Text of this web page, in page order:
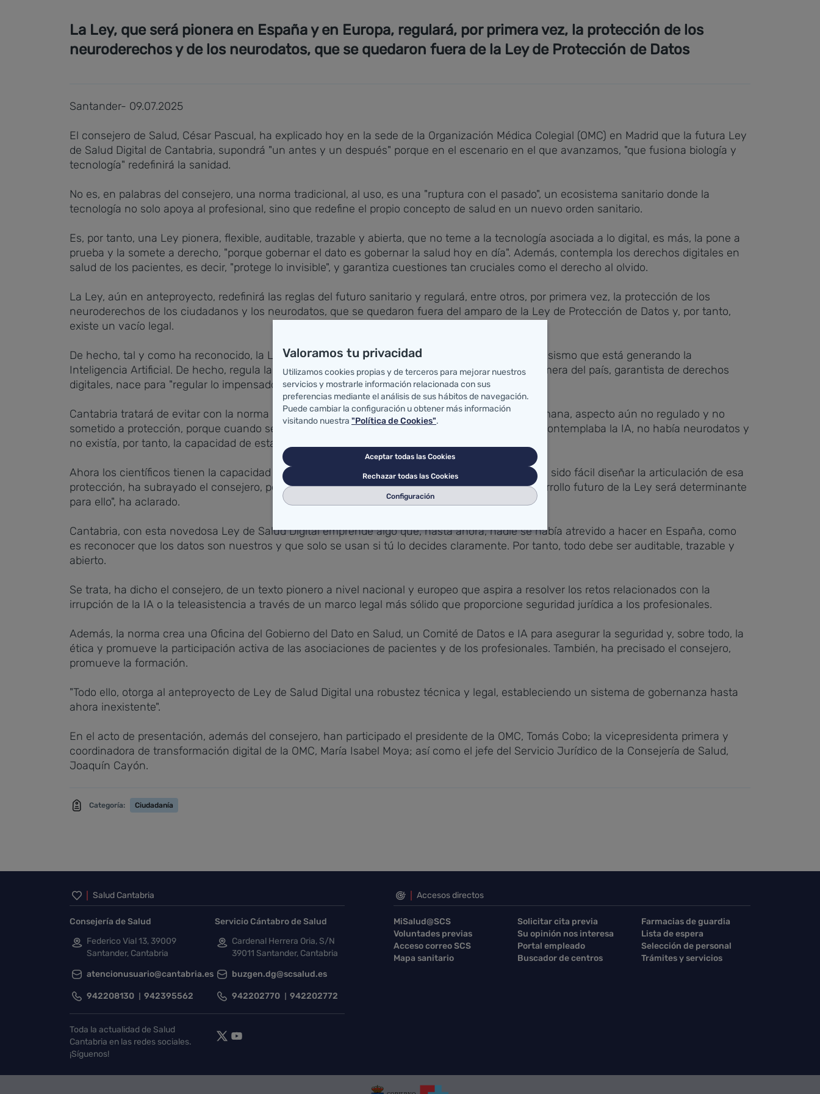
La Ley, que será pionera en España y en Europa, regulará, por primera vez, la protección de los
neuroderechos y de los neurodatos, que se quedaron fuera de la Ley de Protección de Datos
Santander- 09.07.2025
El consejero de Salud, César Pascual, ha explicado hoy en la sede de la Organización Médica Colegial (OMC) en Madrid que la futura Ley
de Salud Digital de Cantabria, supondrá "un antes y un después" porque en el escenario en el que avanzamos, "que fusiona biología y
tecnología" redefinirá la sanidad.
No es, en palabras del consejero, una norma tradicional, al uso, es una "ruptura con el pasado", un ecosistema sanitario donde la
tecnología no solo apoya al profesional, sino que redefine el propio concepto de salud en un nuevo orden sanitario.
Es, por tanto, una Ley pionera, flexible, auditable, trazable y abierta, que no teme a la tecnología asociada a lo digital, es más, la pone a
prueba y la somete a derecho, "porque gobernar el dato es gobernar la salud hoy en día". Además, contempla los derechos digitales en
salud de los pacientes, es decir, "protege lo invisible", y garantiza cuestiones tan cruciales como el derecho al olvido.
La Ley, aún en anteproyecto, redefinirá las reglas del futuro sanitario y regulará, entre otros, por primera vez, la protección de los
neuroderechos de los ciudadanos y los neurodatos, que se quedaron fuera del amparo de la Ley de Protección de Datos y, por tanto,
existe un vacío legal.
De hecho, tal y como ha reconocido, la Ley tendrá gran trascendencia en la regulación del intrusismo que está generando la
Inteligencia Artificial. De hecho, regula la IA médica "antes de que nos domine". La norma, la primera del país, garantista de derechos
digitales, nace para "regular lo impensado".
Cantabria tratará de evitar con la norma que la IA invada la última frontera que es la mente humana, aspecto aún no regulado y no
sometido a protección, porque cuando se aprobó el Reglamento de Protección de Datos no se contemplaba la IA, no había neurodatos y
no existía, por tanto, la capacidad de establecer derechos.
Ahora los científicos tienen la capacidad de extraer los datos del cerebro con tecnología y no ha sido fácil diseñar la articulación de esa
protección, ha subrayado el consejero, porque no había antecedentes al respecto, "pero el desarrollo futuro de la Ley será determinante
para ello", ha aclarado.
Cantabria, con esta novedosa Ley de Salud Digital emprende algo que, hasta ahora, nadie se había atrevido a hacer en España, como
es reconocer que los datos son nuestros y que solo se usan si tú lo decides claramente. Por tanto, todo debe ser auditable, trazable y
abierto.
Se trata, ha dicho el consejero, de un texto pionero a nivel nacional y europeo que aspira a resolver los retos relacionados con la
irrupción de la IA o la teleasistencia a través de un marco legal más sólido que proporcione seguridad jurídica a los profesionales.
Además, la norma crea una Oficina del Gobierno del Dato en Salud, un Comité de Datos e IA para asegurar la seguridad y, sobre todo, la
ética y promueve la participación activa de las asociaciones de pacientes y de los profesionales. También, ha precisado el consejero,
promueve la formación.
"Todo ello, otorga al anteproyecto de Ley de Salud Digital una robustez técnica y legal, estableciendo un sistema de gobernanza hasta
ahora inexistente".
En el acto de presentación, además del consejero, han participado el presidente de la OMC, Tomás Cobo; la vicepresidenta primera y
coordinadora de transformación digital de la OMC, María Isabel Moya; así como el jefe del Servicio Jurídico de la Consejería de Salud,
Joaquín Cayón.
Categoría: Ciudadanía
Inicio del pie de página
Salud Cantabria
Consejería de Salud
Federico Vial 13, 39009
Santander, Cantabria
atencionusuario@cantabria.es
942208130 942395562
Servicio Cántabro de Salud
Cardenal Herrera Oria, S/N
39011 Santander, Cantabria
buzgen.dg@scsalud.es
942202770 942202772
Toda la actualidad de Salud
Cantabria en las redes sociales.
¡Síguenos!
Accesos directos
MiSalud@SCS Solicitar cita previa
Farmacias de guardia
Voluntades previas
Su opinión nos interesa
Lista de espera
Acceso correo SCS
Portal empleado
Selección de personal
Mapa sanitario
Buscador de centros Trámites y servicios
Valoramos tu privacidad
Utilizamos cookies propias y de terceros para mejorar nuestros
servicios y mostrarle información relacionada con sus
preferencias mediante el análisis de sus hábitos de navegación.
Puede cambiar la configuración u obtener más información
visitando nuestra "Política de Cookies".
Aceptar todas las Cookies
Rechazar todas las Cookies
Configuración